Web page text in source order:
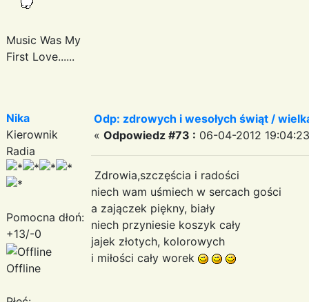
Music Was My
First Love......
Nika
Kierownik
Radia
Pomocna dłoń:
+13/-0
Offline
Odp: zdrowych i wesołych świąt /
« Odpowiedz #73 : 06-04-2012
Zdrowia,szczęścia i radości
niech wam uśmiech w sercach gości
a zajączek piękny, biały
niech przyniesie koszyk cały
jajek złotych, kolorowych
i miłości cały worek